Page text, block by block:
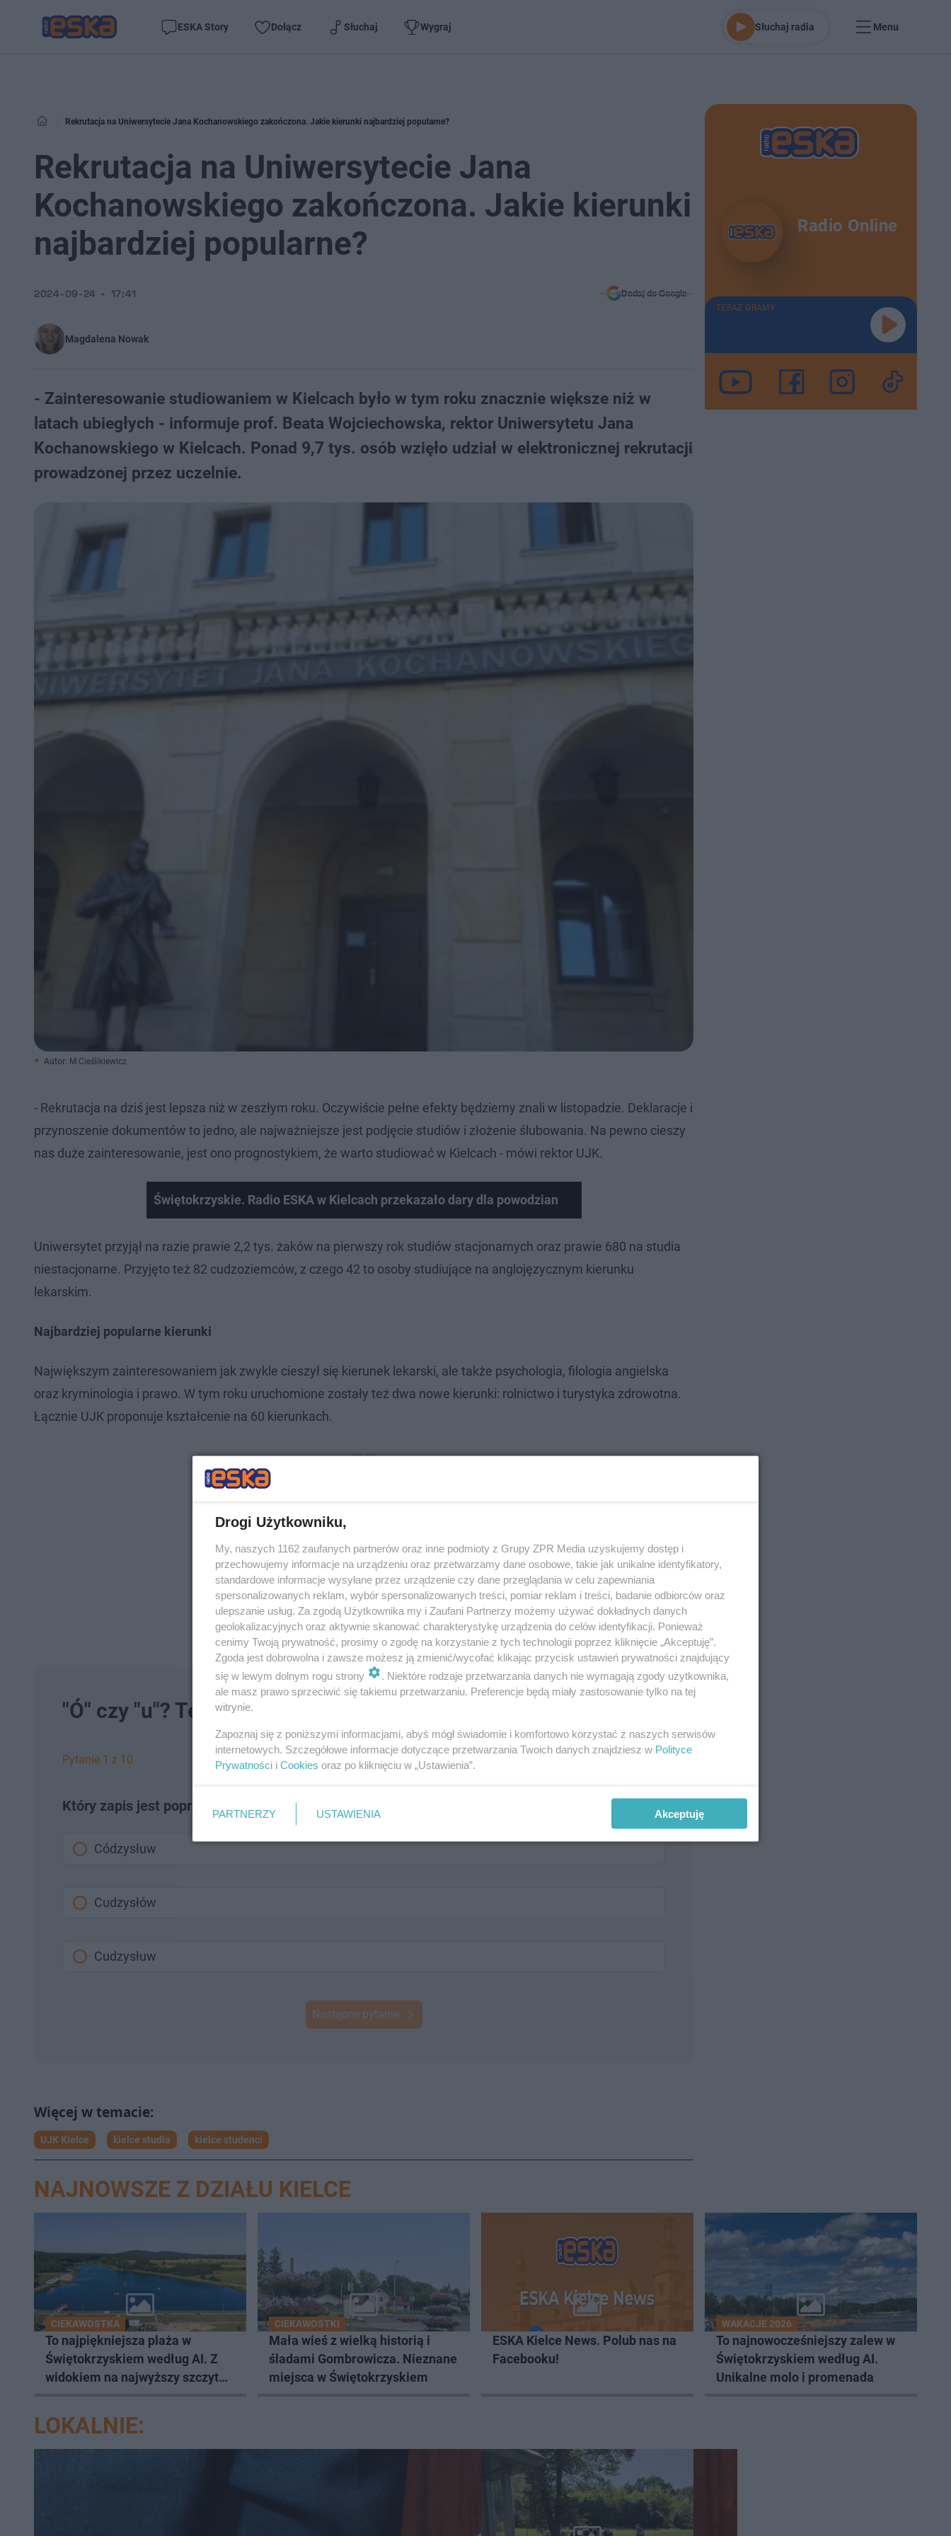
ESKA Story Dołącz Słuchaj Wygraj Słuchaj radia Menu
Rekrutacja na Uniwersytecie Jana Kochanowskiego zakończona. Jakie kierunki najbardziej popularne?
Rekrutacja na Uniwersytecie Jana
Kochanowskiego zakończona. Jakie kierunki
najbardziej popularne?
Magdalena Nowak
2024-09-24 17:41 Dodaj do Google
- Zainteresowanie studiowaniem w Kielcach było w tym roku znacznie większe niż w
latach ubiegłych - informuje prof. Beata Wojciechowska, rektor Uniwersytetu Jana
Kochanowskiego w Kielcach. Ponad 9,7 tys. osób wzięło udział w elektronicznej rekrutacji
prowadzonej przez uczelnie.
Autor: M.Cieślikiewicz
- Rekrutacja na dziś jest lepsza niż w zeszłym roku. Oczywiście pełne efekty będziemy znali w listopadzie. Deklaracje i
przynoszenie dokumentów to jedno, ale najważniejsze jest podjęcie studiów i złożenie ślubowania. Na pewno cieszy
nas duże zainteresowanie, jest ono prognostykiem, że warto studiować w Kielcach - mówi rektor UJK.
Świętokrzyskie. Radio ESKA w Kielcach przekazało dary dla powodzian
Uniwersytet przyjął na razie prawie 2,2 tys. żaków na pierwszy rok studiów stacjonarnych oraz prawie 680 na studia
niestacjonarne. Przyjęto też 82 cudzoziemców, z czego 42 to osoby studiujące na anglojęzycznym kierunku
lekarskim.
Najbardziej popularne kierunki
Największym zainteresowaniem jak zwykle cieszył się kierunek lekarski, ale także psychologia, filologia angielska
oraz kryminologia i prawo. W tym roku uruchomione zostały też dwa nowe kierunki: rolnictwo i turystyka zdrowotna.
Łącznie UJK proponuje kształcenie na 60 kierunkach.
"Ó" czy "u"? Ten quiz ortograficzny pokonał już wielu
Pytanie 1 z 10
Który zapis jest poprawny?
Códzysłuw
Cudzysłów
Cudzysłuw
Następne pytanie
UJK Kielce kielce studia kielce studenci
Radio Online
TERAZ GRAMY
NAJNOWSZE Z DZIAŁU KIELCE
CIEKAWOSTKA
To najpiękniejsza plaża w
Świętokrzyskiem według AI. Z
widokiem na najwyższy szczyt
CIEKAWOSTKI
Mała wieś z wielką historią i
śladami Gombrowicza. Nieznane
miejsca w Świętokrzyskiem
ESKA Kielce News. Polub nas na
Facebooku!
WAKACJE 2026
To najnowocześniejszy zalew w
Świętokrzyskiem według AI.
Unikalne molo i promenada
LOKALNIE:
Drogi Użytkowniku,
My, naszych 1162 zaufanych partnerów oraz inne podmioty z Grupy ZPR Media uzyskujemy dostęp i
przechowujemy informacje na urządzeniu oraz przetwarzamy dane osobowe, takie jak unikalne identyfikatory,
standardowe informacje wysyłane przez urządzenie czy dane przeglądania w celu zapewniania
spersonalizowanych reklam, wybór spersonalizowanych treści, pomiar reklam i treści, badanie odbiorców oraz
ulepszanie usług. Za zgodą Użytkownika my i Zaufani Partnerzy możemy używać dokładnych danych
geolokalizacyjnych oraz aktywnie skanować charakterystykę urządzenia do celów identyfikacji. Ponieważ
cenimy Twoją prywatność, prosimy o zgodę na korzystanie z tych technologii poprzez kliknięcie „Akceptuję”.
Zgoda jest dobrowolna i zawsze możesz ją zmienić/wycofać klikając przycisk ustawień prywatności znajdujący
się w lewym dolnym rogu strony
. Niektóre rodzaje przetwarzania danych nie wymagają zgody użytkownika,
ale masz prawo sprzeciwić się takiemu przetwarzaniu. Preferencje będą miały zastosowanie tylko na tej
witrynie.
Zapoznaj się z poniższymi informacjami, abyś mógł świadomie i komfortowo korzystać z naszych serwisów
internetowych. Szczegółowe informacje dotyczące przetwarzania Twoich danych znajdziesz w Polityce
Prywatności i Cookies oraz po kliknięciu w „Ustawienia”.
PARTNERZY USTAWIENIA Akceptuję